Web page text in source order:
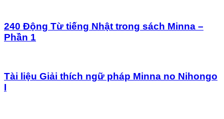
240 Động Từ tiếng Nhật trong sách Minna –
Phần 1
Tài liệu Giải thích ngữ pháp Minna no Nihongo
I